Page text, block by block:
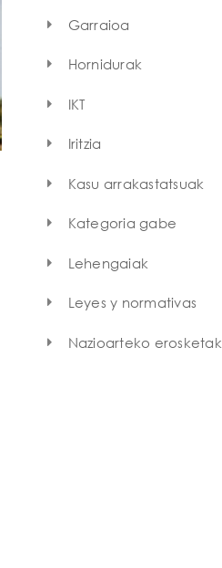
Garraioa
Hornidurak
IKT
Iritzia
Kasu arrakastatsuak
Kategoria gabe
Lehengaiak
Leyes y normativas
Nazioarteko erosketak